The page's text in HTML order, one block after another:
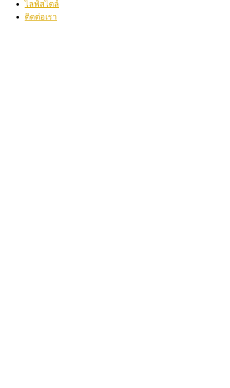
ไลฟ์สไตล์
ติดต่อเรา